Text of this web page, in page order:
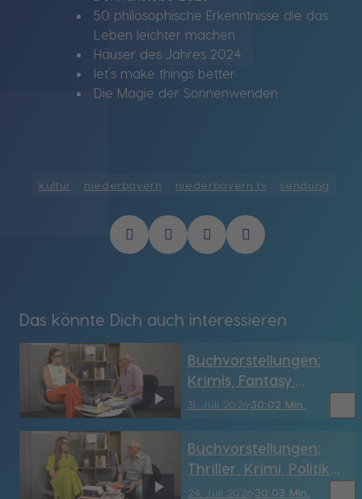
50 philosophische Erkenntnisse die das
Leben leichter machen
Häuser des Jahres 2024
let´s make things better
Die Magie der Sonnenwenden
kultur niederbayern niederbayern tv sendung
Das könnte Dich auch interessieren
31. Juli 202630:02 Min.
Buchvorstellungen:
Krimis, Fantasy,
Geschichte & mehr
24. Juli 202630:03 Min.
Buchvorstellungen:
Thriller, Krimi, Politik
und mehr